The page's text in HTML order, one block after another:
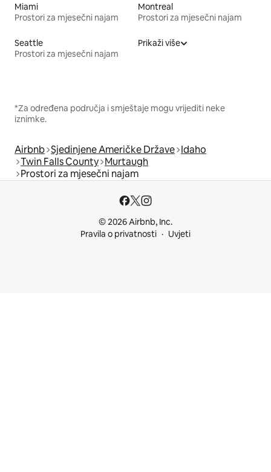
Miami
Prostori za mjesečni najam
Montreal
Prostori za mjesečni najam
Seattle
Prostori za mjesečni najam
Prikaži više
*Za određena područja i smještaje mogu vrijediti neke
iznimke.
Airbnb Sjedinjene Američke Države Idaho
Twin Falls County Murtaugh
Prostori za mjesečni najam
© 2026 Airbnb, Inc.
Pravila o privatnosti
Uvjeti